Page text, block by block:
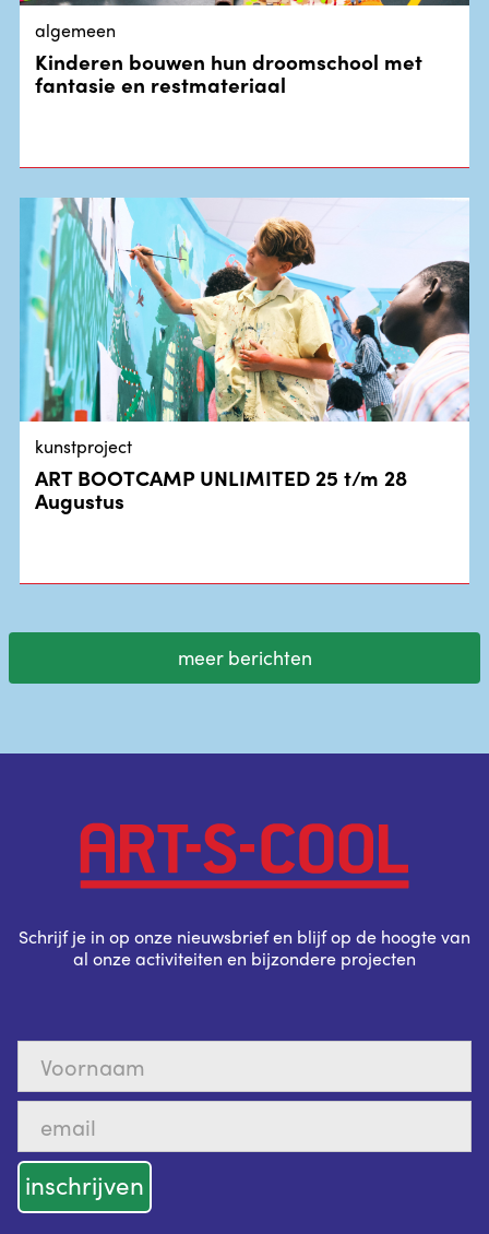
algemeen
Kinderen bouwen hun droomschool met
fantasie en restmateriaal
kunstproject
ART BOOTCAMP UNLIMITED 25 t/m 28
Augustus
meer berichten
Schrijf je in op onze nieuwsbrief en blijf op de hoogte van
al onze activiteiten en bijzondere projecten